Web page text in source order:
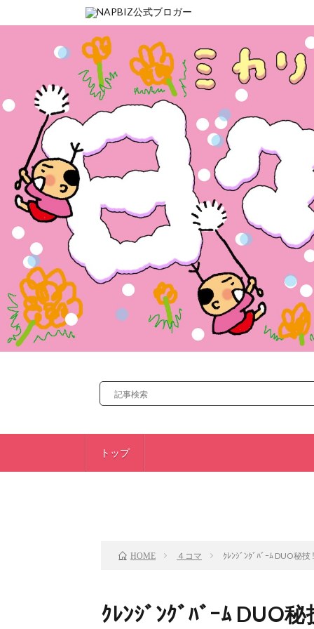
トップ
HOME ４コマ ｸﾚﾝｼﾞﾝｸﾞﾊﾞｰﾑ DUO秘
ｸﾚﾝｼﾞﾝｸﾞﾊﾞｰﾑ DUO